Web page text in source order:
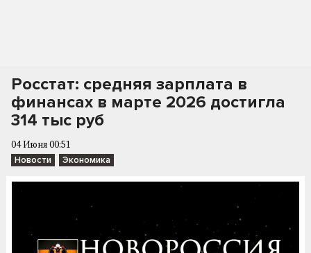
Росстат: средняя зарплата в
финансах в марте 2026 достигла
314 тыс руб
04 Июня 00:51
Новости Экономика